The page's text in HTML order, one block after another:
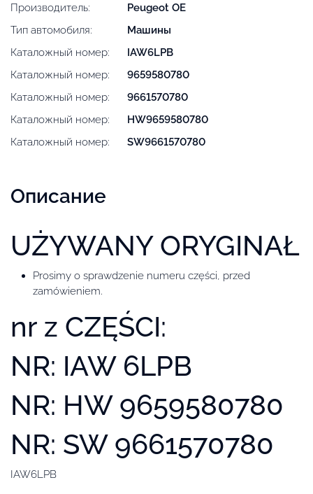
Производитель:
Peugeot OE
Тип автомобиля:
Машины
Каталожный номер:
IAW6LPB
Каталожный номер:
9659580780
Каталожный номер:
9661570780
Каталожный номер:
HW9659580780
Каталожный номер:
SW9661570780
Описание
UŻYWANY ORYGINAŁ
Prosimy o sprawdzenie numeru części, przed
zamówieniem.
nr z CZĘŚCI:
NR: IAW 6LPB
NR: HW 9659580780
NR: SW 9661570780
IAW6LPB